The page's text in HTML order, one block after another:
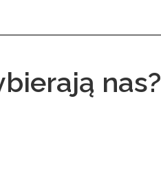
nas?